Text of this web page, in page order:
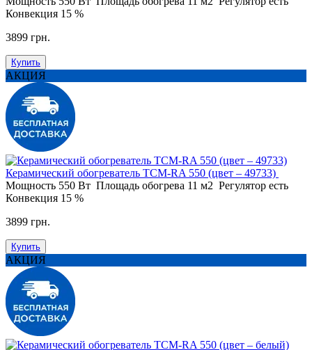
Конвекция 15 %
3899 грн.
Купить
АКЦИЯ
Керамический обогреватель ТСМ-RA 550 (цвет – 49733)
Мощность 550 Вт Площадь обогрева 11 м2 Регулятор есть
Конвекция 15 %
3899 грн.
Купить
АКЦИЯ